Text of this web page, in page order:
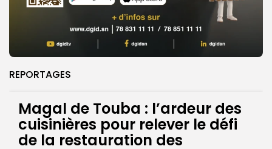
REPORTAGES
Magal de Touba : l’ardeur des
cuisinières pour relever le défi
de la restauration des